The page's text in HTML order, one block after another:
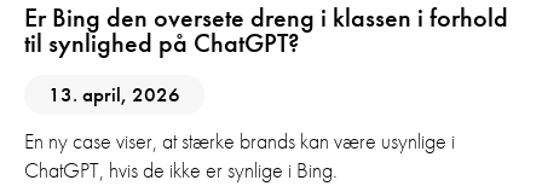
Er Bing den oversete dreng i klassen i forhold
til synlighed på ChatGPT?
13. april, 2026
En ny case viser, at stærke brands kan være usynlige i
ChatGPT, hvis de ikke er synlige i Bing.